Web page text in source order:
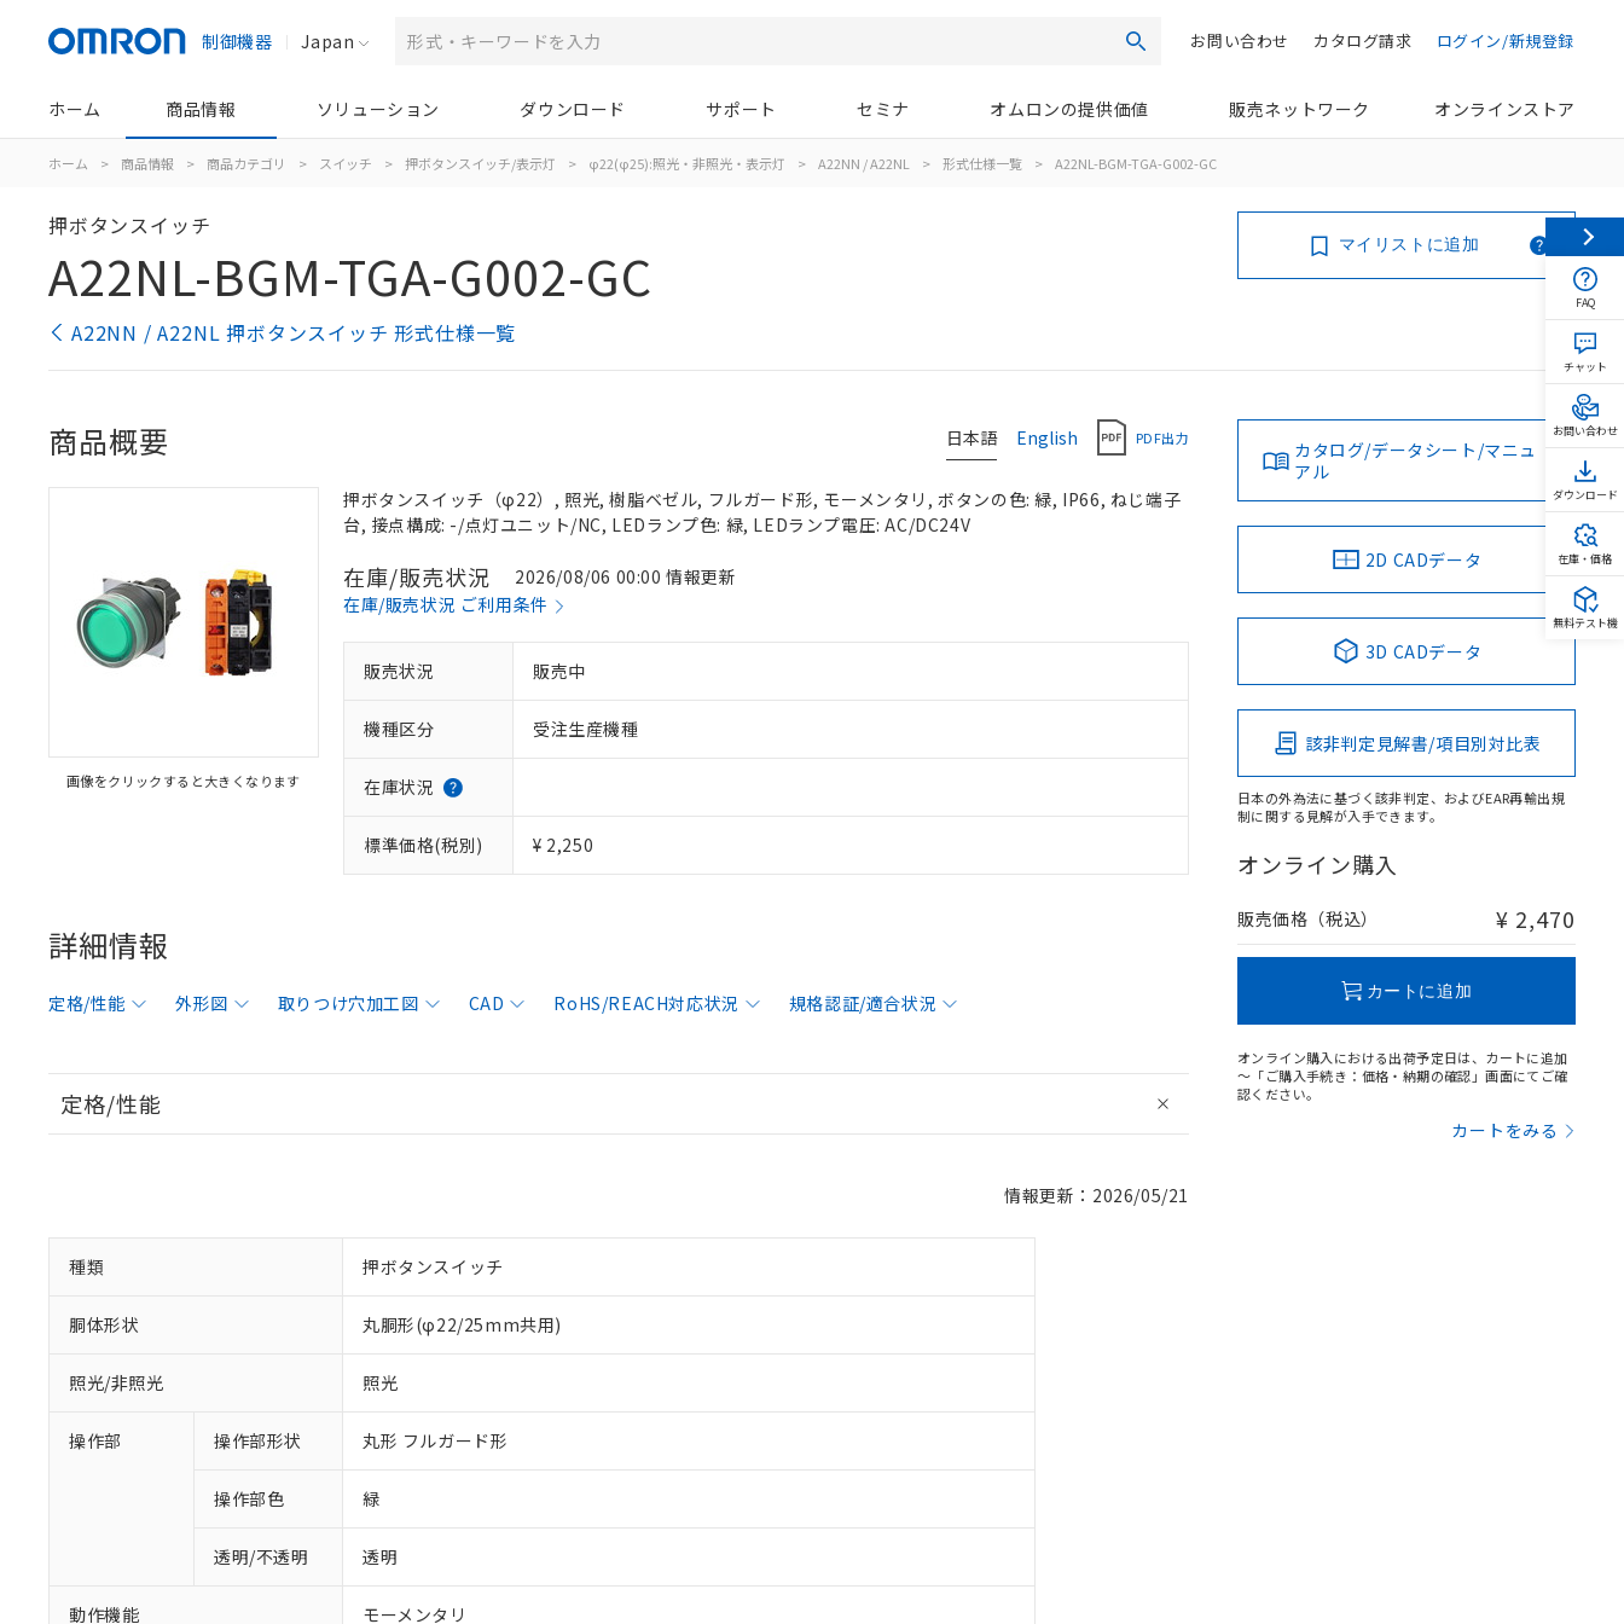
制御機器 Japan 検索 ログイン/新規登録
カタログ請求
お問い合わせ
ホーム 商品情報 ソリューション ダウンロード サポート セミナ オムロンの提供価値 販売ネットワーク オンラインストア
ホーム > 商品情報 > 商品カテゴリ > スイッチ > 押ボタンスイッチ/表示灯 > φ22(φ25):照光・非照光・表示灯 > A22NN / A22NL > 形式仕様一覧 > A22NL-BGM-TGA-G002-GC
押ボタンスイッチ
A22NL-BGM-TGA-G002-GC
A22NN / A22NL 押ボタンスイッチ 形式仕様一覧
マイリストに追加
日本語 English PDF出力
商品概要
画像をクリックすると大きくなります
押ボタンスイッチ（φ22）, 照光, 樹脂ベゼル, フルガード形, モーメンタリ, ボタンの色: 緑, IP66, ねじ端子
台, 接点構成: -/点灯ユニット/NC, LEDランプ色: 緑, LEDランプ電圧: AC/DC24V
在庫/販売状況
2026/08/06 00:00 情報更新
在庫/販売状況 ご利用条件
販売状況 販売中
機種区分 受注生産機種
在庫状況
標準価格(税別) ¥ 2,250
詳細情報
定格/性能 外形図 取りつけ穴加工図 CAD RoHS/REACH対応状況 規格認証/適合状況
定格/性能
情報更新：2026/05/21
種類 押ボタンスイッチ
胴体形状 丸胴形(φ22/25mm共用)
照光/非照光 照光
操作部 操作部形状 丸形 フルガード形
操作部色 緑
透明/不透明 透明
動作機能 モーメンタリ
カタログ/データシート/マニュ
アル
2D CADデータ
3D CADデータ
該非判定見解書/項目別対比表
日本の外為法に基づく該非判定、およびEAR再輸出規
制に関する見解が入手できます。
オンライン購入
販売価格（税込） ¥ 2,470
カートに追加
オンライン購入における出荷予定日は、カートに追加
～「ご購入手続き：価格・納期の確認」画面にてご確
認ください。
カートをみる
FAQ
チャット
お問い合わせ
ダウンロード
在庫・価格
無料テスト機